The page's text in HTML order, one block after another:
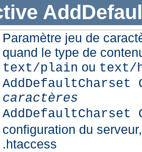
Paramètre jeu de
quand le type de
text/plain ou text/
AddDefaultCharset
caractères
AddDefaultCharset
configuration du
.htaccess